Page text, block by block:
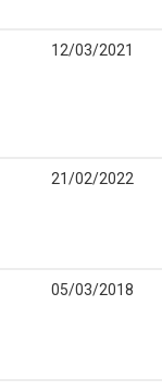
12/03/2021
21/02/2022
05/03/2018